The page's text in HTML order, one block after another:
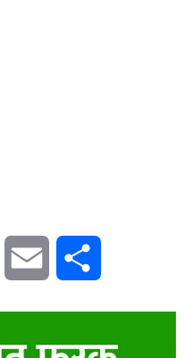
Twitter Email